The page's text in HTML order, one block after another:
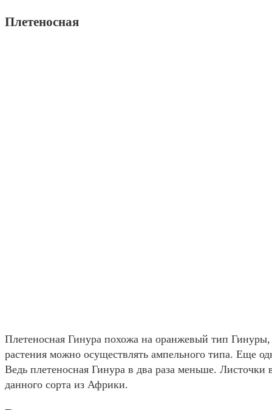
Плетеносная
Плетеносная Гинура похожа на оранжевый тип
растения можно осуществлять ампельного типа. Еще
Ведь плетеносная Гинура в два раза меньше. Листочки
данного сорта из Африки.